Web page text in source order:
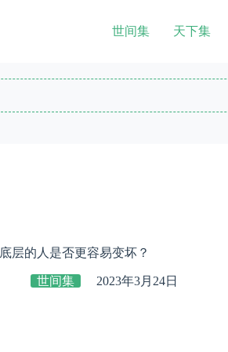
世间集 天下集
底层的人是否更容易变坏？
世间集 2023年3月24日